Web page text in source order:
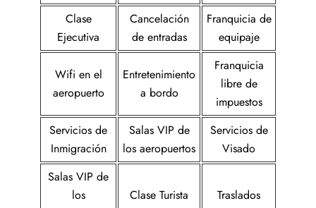
Clase
Ejecutiva
Cancelación
de entradas
Franquicia de
equipaje
Wifi en el
aeropuerto
Entretenimiento
a bordo
Franquicia
libre de
impuestos
Servicios de
Inmigración
Salas VIP de
los aeropuertos
Servicios de
Visado
Salas VIP de
los
Clase Turista Traslados